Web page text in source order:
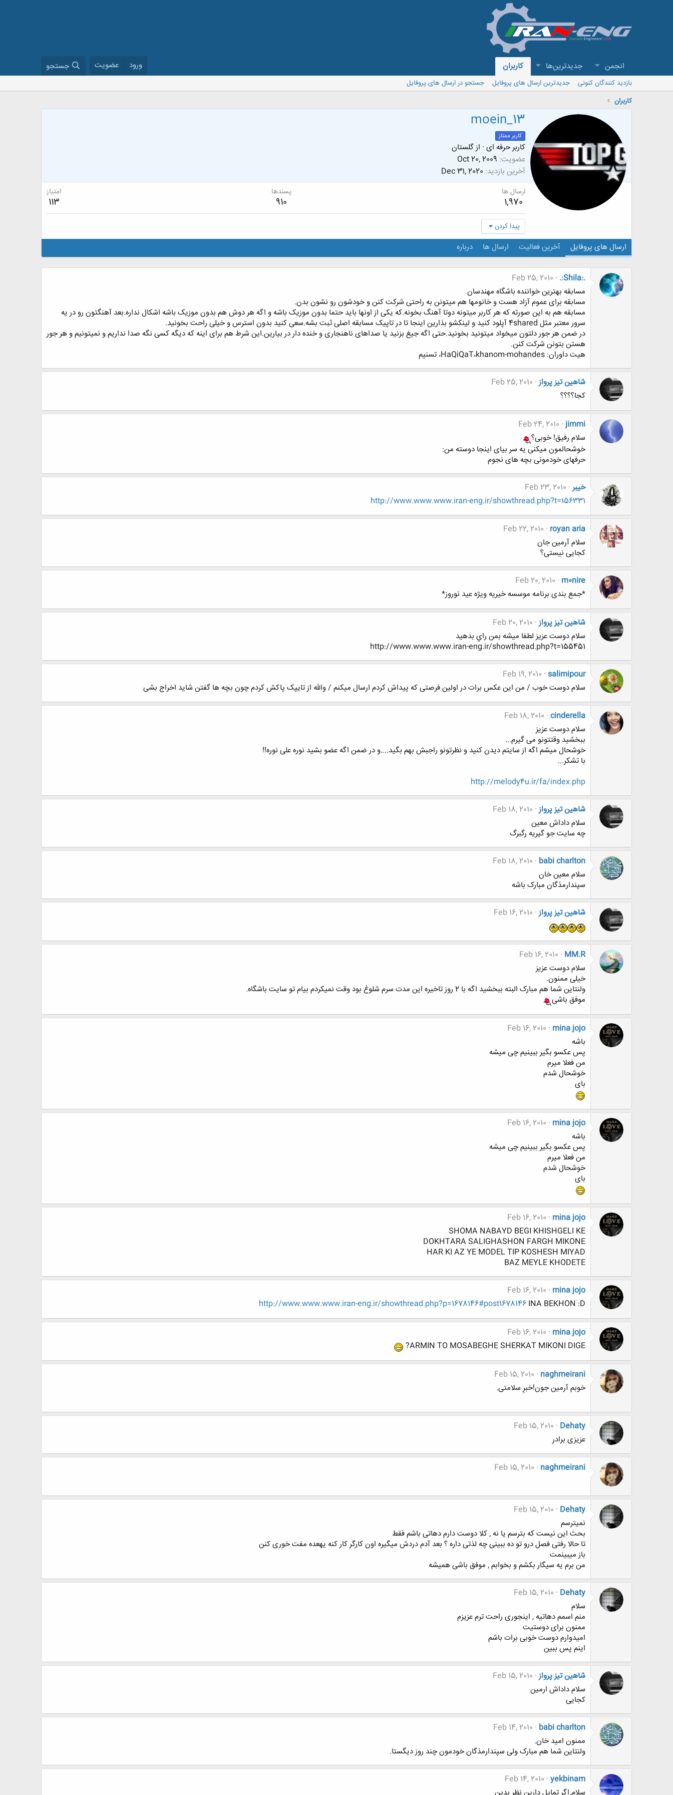
انجمن جدیدترین‌ها کاربران ورود عضویت جستجو
بازدید کنندگان کنونی جدیدترین ارسال های پروفایل
جستجو در ارسال های پروفایل
کاربران
moein_13
کاربر ممتاز
کاربر حرفه ای · ازگلستان
عضویت Oct 20, 2009
آخرین بازدید Dec 31, 2020
ارسال ها
1,970
پسندها
910
امتیاز
113
پیدا کردن
ارسال های پروفایل آخرین فعالیت ارسال ها درباره
.:Shila:.
Feb 25, 2010
مسابقه بهترین خواننده باشگاه مهندسان
مسابقه برای عموم آزاد هست و خانومها هم میتونن به راحتی شرکت کنن و خودشون رو نشون بدن.
مسابقه هم به این صورته که هر کاربر میتونه دوتا آهنگ بخونه.که یکی از اونها باید حتما بدون موزیک باشه و اگه هر دوش هم بدون موزیک باشه اشکال نداره.بعد آهنگتون رو در یه
سرور معتبر مثل 4shared آپلود کنید و لینکشو بذارین اینجا تا در تاپیک مسابقه اصلی ثبت بشه.سعی کنید بدون استرس و خیلی راحت بخونید.
در ضمن هر جور دلتون میخواد میتونید بخونید.حتی اگه جیغ بزنید یا صداهای ناهنجاری و خنده دار در بیارین.این شرط هم برای اینه که دیگه کسی نگه صدا نداریم و نمیتونیم و هر جور
هستن بتونن شرکت کنن.
هیت داوران: HaQiQaT،khanom-mohandes، تسنیم
شاهین تیز پرواز Feb 25, 2010
کجا؟؟؟؟
jimmi
Feb 24, 2010
سلام رفیق! خوبی؟
خوشحالمون میکنی یه سر بیای اینجا دوسته من:
حرفهای خودمونی بچه های نجوم
خيبر Feb 23, 2010
http://www.www.www.iran-eng.ir/showthread.php?t=156331
royan aria
Feb 22, 2010
سلام آرمین جان
کجایی نیستی؟
m0nire
Feb 20, 2010
*جمع بندی برنامه موسسه خیریه ویژه عید نوروز*
شاهین تیز پرواز Feb 20, 2010
سلام دوست عزيز لطفا ميشه بمن راي بدهيد
http://www.www.www.iran-eng.ir/showthread.php?t=155451
salimipour
Feb 19, 2010
سلام دوست خوب / من این عکس برات در اولین فرصتی که پیداش کردم ارسال میکنم / والله از تایپک پاکش کردم چون بچه ها گفتن شاید اخراج بشی
cinderella
Feb 18, 2010
سلام دوست عزیز
ببخشید وقتتونو می گیرم...
خوشحال میشم اگه از سایتم دیدن کنید و نظرتونو راجبش بهم بگید....و در ضمن اگه عضو بشید نوره علی نوره!!
با تشکر...
http://melody4u.ir/fa/index.php
شاهین تیز پرواز Feb 18, 2010
سلام داداش معین
چه سایت جو گیریه رگبرگ
babi charlton
Feb 18, 2010
سلام معین خان
سپندارمذگان مبارک باشه
شاهین تیز پرواز Feb 16, 2010
MM.R
Feb 16, 2010
سلام دوست عزیز
خیلی ممنون.
ولنتاین شما هم مبارک البته ببخشید اگه با 2 روز تاخیره این مدت سرم شلوغ بود وقت نمیکردم بیام تو سایت باشگاه.
موفق باشی
mina jojo
Feb 16, 2010
باشه
پس عکسو بگیر ببینیم چی میشه
من فعلا میرم
خوشحال شدم
بای
mina jojo
Feb 16, 2010
باشه
پس عکسو بگیر ببینیم چی میشه
من فعلا میرم
خوشحال شدم
بای
mina jojo
Feb 16, 2010
SHOMA NABAYD BEGI KHISHGELI KE
DOKHTARA SALIGHASHON FARGH MIKONE
HAR KI AZ YE MODEL TIP KOSHESH MIYAD
BAZ MEYLE KHODETE
mina jojo
Feb 16, 2010
http://www.www.www.iran-eng.ir/showthread.php?p=1678146#post1678146 INA BEKHON :D
mina jojo
Feb 16, 2010
ARMIN TO MOSABEGHE SHERKAT MIKONI DIGE?
naghmeirani
Feb 15, 2010
خوبم آرمین جون!خبرِ سلامتی.
Dehaty
Feb 15, 2010
عزیزی برادر
naghmeirani
Feb 15, 2010
Dehaty
Feb 15, 2010
نمیترسم
بحث این نیست که بترسم یا نه , کلا دوست دارم دهاتی باشم فقط
تا حالا رفتی فصل درو تو ده ببینی چه لذتی داره ؟ بعد آدم دردش میگیره اون کارگر کار کنه یهعده مفت خوری کنن
باز میبینمت
من برم یه سیگار بکشم و بخوابم , موفق باشی همیشه
Dehaty
Feb 15, 2010
سلام
منم اسمم دهاتیه , اینجوری راحت ترم عزیزم
ممنون برای دوستیت
امیدوارم دوست خوبی برات باشم
اینم پس ببین
شاهین تیز پرواز Feb 15, 2010
سلام داداش ارمین
کجایی
babi charlton
Feb 14, 2010
ممنون امید خان.
ولنتاین شما هم مبارک ولی سپندارمذگان خودمون چند روز دیگستا.
yekbinam
Feb 14, 2010